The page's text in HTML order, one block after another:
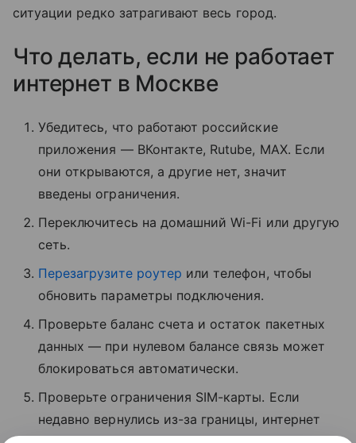
ситуации редко затрагивают весь город.
Что делать, если не работает
интернет в Москве
Убедитесь, что работают российские
приложения — ВКонтакте, Rutube, MAX. Если
они открываются, а другие нет, значит
введены ограничения.
Переключитесь на домашний Wi-Fi или другую
сеть.
Перезагрузите роутер или телефон, чтобы
обновить параметры подключения.
Проверьте баланс счета и остаток пакетных
данных — при нулевом балансе связь может
блокироваться автоматически.
Проверьте ограничения SIM-карты. Если
недавно вернулись из-за границы, интернет